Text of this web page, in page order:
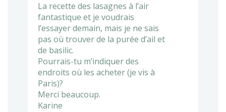
La recette des lasagnes à l’air
fantastique et je voudrais
l’essayer demain, mais je ne sais
pas où trouver de la purée d’ail et
de basilic.
Pourrais-tu m’indiquer des
endroits où les acheter (je vis à
Paris)?
Merci beaucoup.
Karine